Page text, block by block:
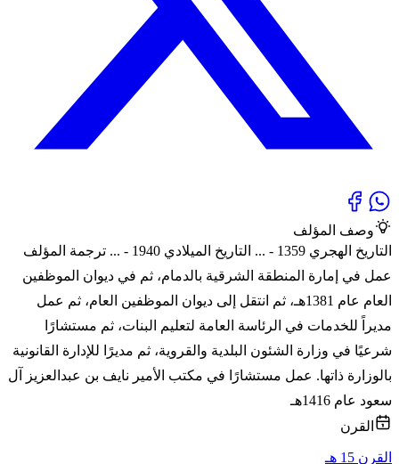
وصف المؤلف
التاريخ الهجري 1359 - ... التاريخ الميلادي 1940 - ... ترجمة المؤلف
عمل في إمارة المنطقة الشرقية بالدمام، ثم في ديوان الموظفين
العام عام 1381هـ، ثم انتقل إلى ديوان الموظفين العام، ثم عمل
مديراً للخدمات في الرئاسة العامة لتعليم البنات، ثم مستشارًا
شرعيًا في وزارة الشئون البلدية والقروية، ثم مديرًا للإدارة القانونية
بالوزارة ذاتها. عمل مستشارًا في مكتب الأمير نايف بن عبدالعزيز آل
سعود عام 1416هـ
القرن
القرن 15 هـ